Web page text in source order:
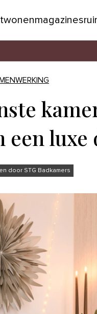
magazines
luxe
door STG Badkamers